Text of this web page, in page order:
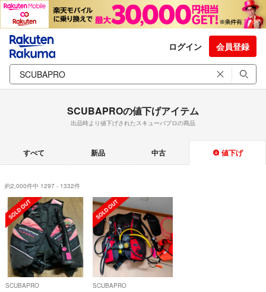
ログイン 会員登録
SCUBAPROの値下げアイテム
出品時より値下げされたスキューバプロの商品
すべて 新品 中古 値下げ
約2,000件中 1297 - 1332件
SCUBAPRO SCUBAPRO